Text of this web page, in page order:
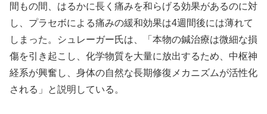
間もの間、はるかに長く痛みを和らげる効果があるのに対
し、プラセボによる痛みの緩和効果は4週間後には薄れて
しまった。シュレーガー氏は、「本物の鍼治療は微細な損
傷を引き起こし、化学物質を大量に放出するため、中枢神
経系が興奮し、身体の自然な長期修復メカニズムが活性化
される」と説明している。